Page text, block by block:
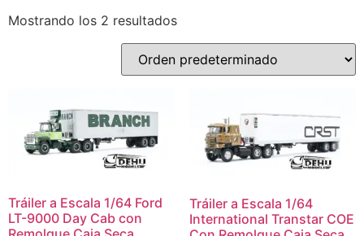
Mostrando los 2 resultados
Tráiler a Escala 1/64 Ford
LT-9000 Day Cab con
Tráiler a Escala 1/64
International Transtar COE